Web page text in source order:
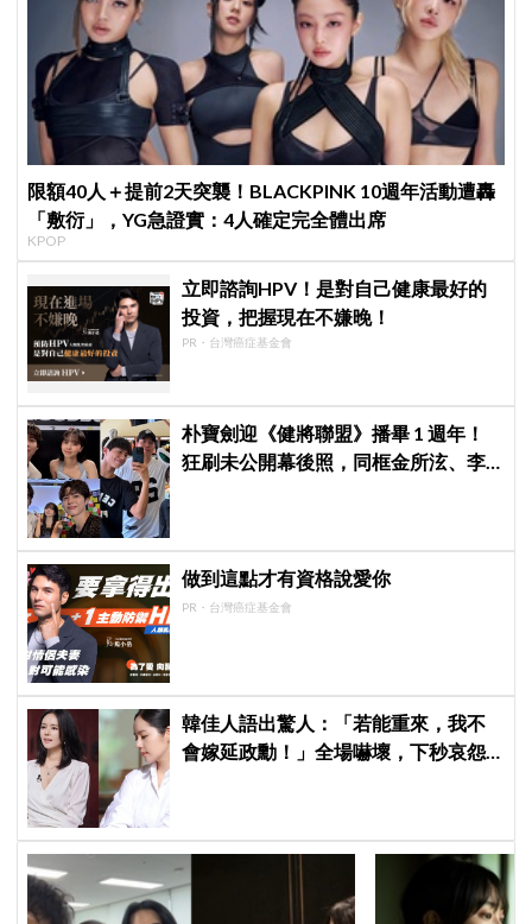
限額40人＋提前2天突襲！BLACKPINK 10週年活動遭轟
「敷衍」，YG急證實：4人確定完全體出席
KPOP
立即諮詢HPV！是對自己健康最好的
投資，把握現在不嫌晚！
PR・台灣癌症基金會
朴寶劍迎《健將聯盟》播畢 1 週年！
狂刷未公開幕後照，同框金所泫、李
做到這點才有資格說愛你
PR・台灣癌症基金會
韓佳人語出驚人：「若能重來，我不
會嫁延政勳！」全場嚇壞，下秒哀怨